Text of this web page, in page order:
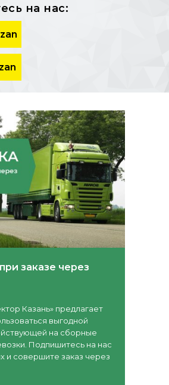
на нас:
заказе через
Казань» предлагает
выгодной
на сборные
Подпишитесь на нас
и совершите заказ через